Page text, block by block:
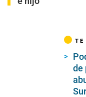
TE
de